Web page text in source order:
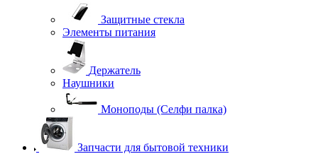
Защитные стекла
Элементы питания
Держатель
Наушники
Моноподы (Селфи палка)
Запчасти для бытовой техники